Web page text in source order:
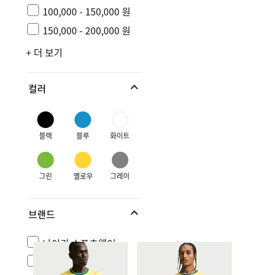
100,000 - 150,000 원
150,000 - 200,000 원
+ 더 보기
컬러
블랙 블루 화이트
그린 옐로우 그레이
브랜드
나이키 스포츠웨어